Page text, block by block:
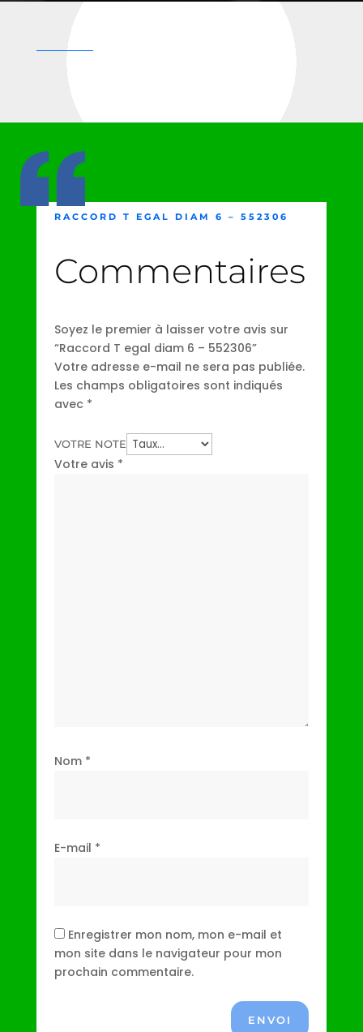
RACCORD T EGAL DIAM 6 – 552306
Commentaires
Soyez le premier à laisser votre avis sur
“Raccord T egal diam 6 – 552306”
Votre adresse e-mail ne sera pas publiée.
Les champs obligatoires sont indiqués
avec *
VOTRE NOTE
Votre avis *
Nom *
E-mail *
Enregistrer mon nom, mon e-mail et
mon site dans le navigateur pour mon
prochain commentaire.
ENVOI